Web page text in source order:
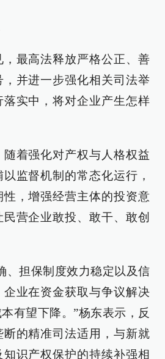
最高法释放严格公正、善
并进一步强化相关司法举
实中，将对企业产生怎样
着强化对产权与人格权益
监督机制的常态化运行，
，增强经营主体的投资意
营企业敢投、敢干、敢创
、担保制度效力稳定以及信
企业在资金获取与争议解决
有望下降。”杨东表示，反
的精准司法适用，与新就
识产权保护的持续补强相